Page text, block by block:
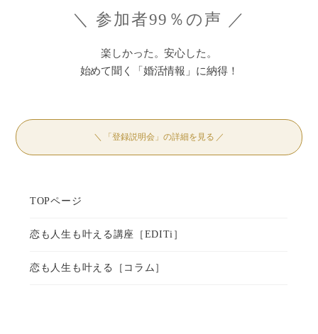
＼ 参加者99％の声 ／
楽しかった。安心した。
始めて聞く「婚活情報」に納得！
＼ 「登録説明会」の詳細を見る ／